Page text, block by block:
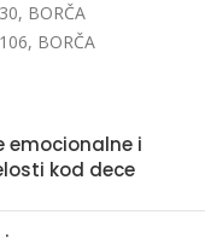
BORČA
BORČA
emocionalne i
kod dece